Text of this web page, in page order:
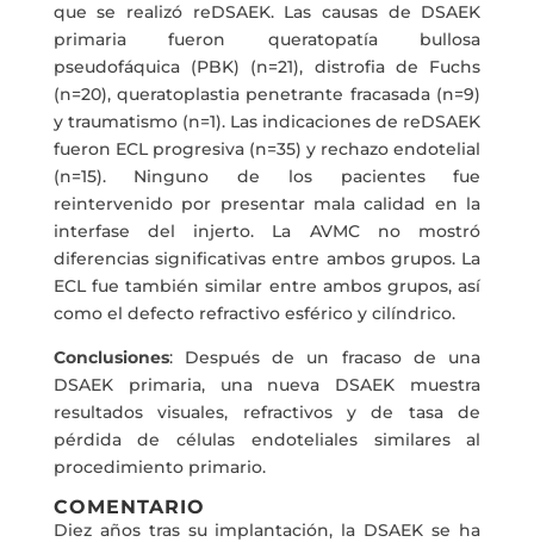
que se realizó reDSAEK. Las causas de DSAEK
primaria fueron queratopatía bullosa
pseudofáquica (PBK) (n=21), distrofia de Fuchs
(n=20), queratoplastia penetrante fracasada (n=9)
y traumatismo (n=1). Las indicaciones de reDSAEK
fueron ECL progresiva (n=35) y rechazo endotelial
(n=15). Ninguno de los pacientes fue
reintervenido por presentar mala calidad en la
interfase del injerto. La AVMC no mostró
diferencias significativas entre ambos grupos. La
ECL fue también similar entre ambos grupos, así
como el defecto refractivo esférico y cilíndrico.
Conclusiones: Después de un fracaso de una
DSAEK primaria, una nueva DSAEK muestra
resultados visuales, refractivos y de tasa de
pérdida de células endoteliales similares al
procedimiento primario.
COMENTARIO
Diez años tras su implantación, la DSAEK se ha